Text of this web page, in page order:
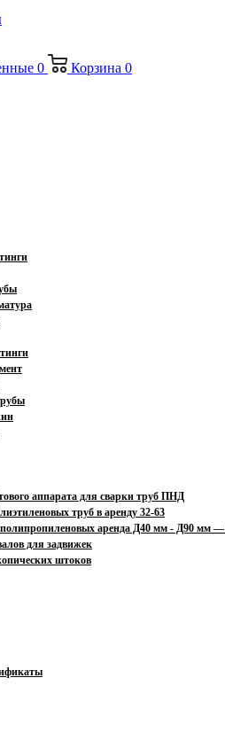
0 Корзина 0
аппарата для сварки труб ПНД
труб в аренду 32-63
аренда Д40 мм - Д90 мм
для задвижек
штоков